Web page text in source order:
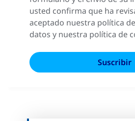
usted confirma que ha
aceptado nuestra política
datos y nuestra política de